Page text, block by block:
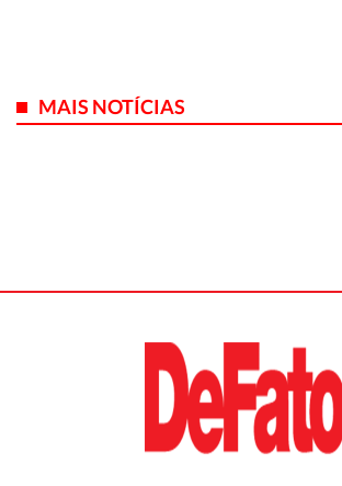
MAIS NOTÍCIAS